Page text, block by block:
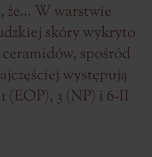
że… W warstwie
skóry wykryto
ceramidów, spośród
występują
(EOP), 3 (NP) i 6-II